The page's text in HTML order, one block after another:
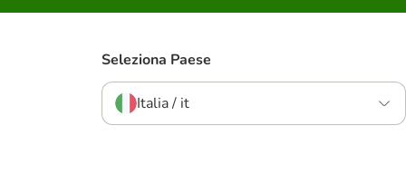
Seleziona Paese
Italia / it